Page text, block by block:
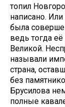
топил
написано.
была
ведь тогда
Великой.
называли
страна,
без
Брусилова
полные